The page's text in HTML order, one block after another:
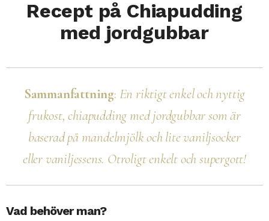
Recept på Chiapudding
med jordgubbar
Sammanfattning: En riktigt enkel och nyttig
frukost, chiapudding med jordgubbar som är
baserad på mandelmjölk och lite vaniljsocker
eller vaniljessens. Otroligt enkelt och supergott!
Vad behöver man?